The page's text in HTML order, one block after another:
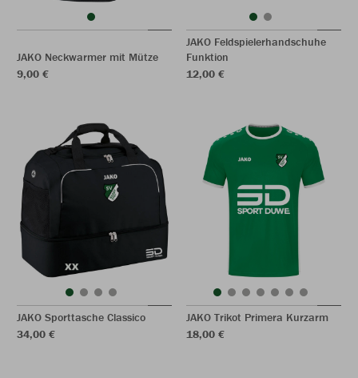
JAKO Neckwarmer mit Mütze
9,00 €
JAKO Feldspielerhandschuhe
Funktion
12,00 €
JAKO Sporttasche Classico
34,00 €
JAKO Trikot Primera Kurzarm
18,00 €